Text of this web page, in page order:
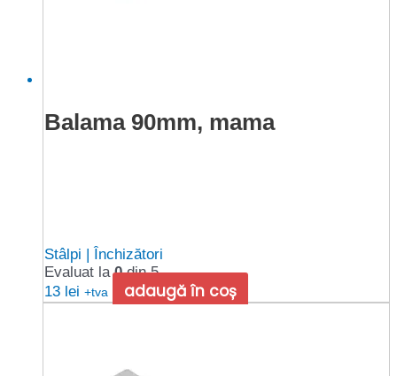
Balama 90mm, mama
Stâlpi | Închizători
Evaluat la0din 5
13 lei +tva adaugă în coș